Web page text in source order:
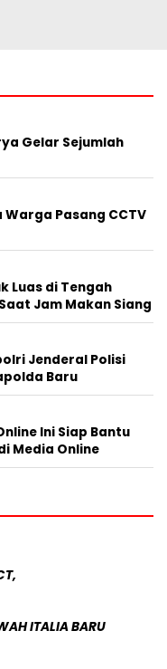
Warga Pasang CCTV
Luas di Tengah
Jam Makan Siang
Jenderal Polisi
Baru
Ini Siap Bantu
Online
ITALIA BARU